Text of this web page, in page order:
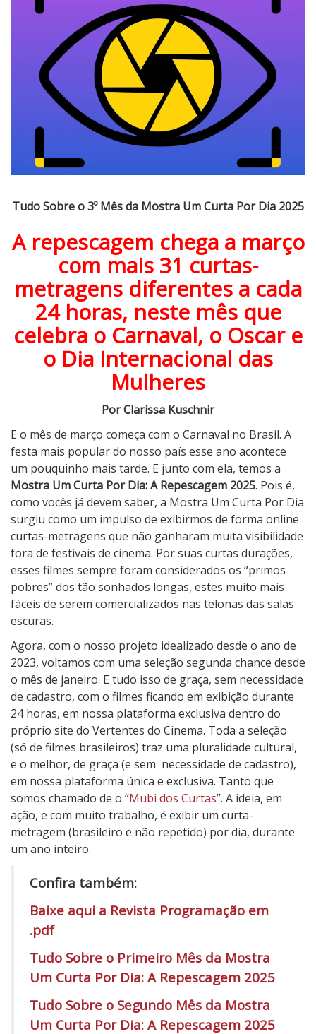
M
s
a
o
r
t
a
P
o
r
D
i
a
2
0
2
Tudo Sobre o 3º Mês da Mostra Um Curta Por Dia 2025
A repescagem chega a março
com mais 31 curtas-
metragens diferentes a cada
24 horas, neste mês que
celebra o Carnaval, o Oscar e
o Dia Internacional das
Mulheres
Por Clarissa Kuschnir
E o mês de março começa com o Carnaval no Brasil. A
festa mais popular do nosso país esse ano acontece
um pouquinho mais tarde. E junto com ela, temos a
Mostra Um Curta Por Dia: A Repescagem 2025. Pois é,
como vocês já devem saber, a Mostra Um Curta Por Dia
surgiu como um impulso de exibirmos de forma online
curtas-metragens que não ganharam muita visibilidade
fora de festivais de cinema. Por suas curtas durações,
esses filmes sempre foram considerados os “primos
pobres” dos tão sonhados longas, estes muito mais
fáceis de serem comercializados nas telonas das salas
escuras.
Agora, com o nosso projeto idealizado desde o ano de
2023, voltamos com uma seleção segunda chance desde
o mês de janeiro. E tudo isso de graça, sem necessidade
de cadastro, com o filmes ficando em exibição durante
24 horas, em nossa plataforma exclusiva dentro do
próprio site do Vertentes do Cinema. Toda a seleção
(só de filmes brasileiros) traz uma pluralidade cultural,
e o melhor, de graça (e sem necessidade de cadastro),
em nossa plataforma única e exclusiva. Tanto que
somos chamado de o “Mubi dos Curtas”. A ideia, em
ação, e com muito trabalho, é exibir um curta-
metragem (brasileiro e não repetido) por dia, durante
um ano inteiro.
Confira também:
Baixe aqui a Revista Programação em
.pdf
Tudo Sobre o Primeiro Mês da Mostra
Um Curta Por Dia: A Repescagem 2025
Tudo Sobre o Segundo Mês da Mostra
Um Curta Por Dia: A Repescagem 2025